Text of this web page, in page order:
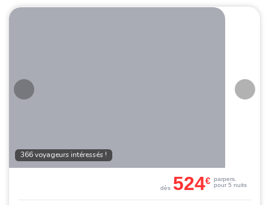
366 voyageurs intéressés !
dès 524€ parpers.
pour 5 nuits